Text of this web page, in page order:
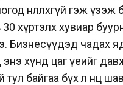
нөлөөлөхгүй гэж
хүртэлх хувиар
Бизнесүүдэд чадах
хүнд цаг үеийг давж
тул байгаа бүх л нөөцөө